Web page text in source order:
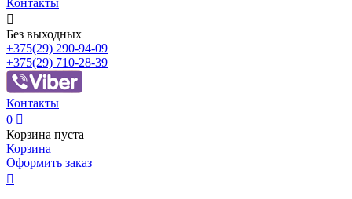
Контакты

Без выходных
+375(29) 290-94-09
+375(29) 710-28-39
Контакты
0 
Корзина пуста
Корзина
Оформить заказ
